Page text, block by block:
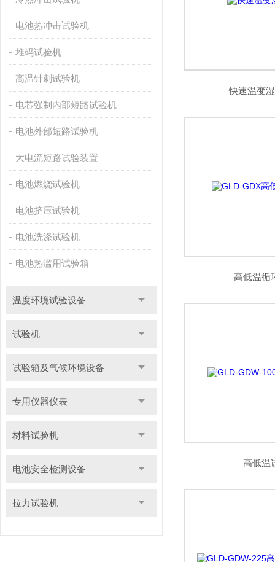
电池热冲击试验机
堆码试验机
高温针刺试验机
电芯强制内部短路试验机
电池外部短路试验机
大电流短路试验装置
电池燃烧试验机
电池挤压试验机
电池洗涤试验机
电池热滥用试验箱
温度环境试验设备
试验机
试验箱及气候环境设备
专用仪器仪表
材料试验机
电池安全检测设备
拉力试验机
快速温变
高低温循
高低温